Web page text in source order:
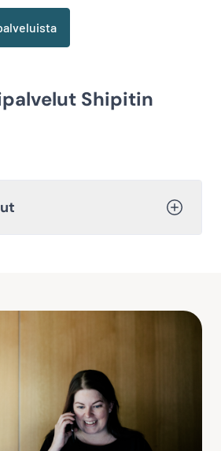
Shipitin